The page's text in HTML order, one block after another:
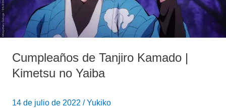
Cumpleaños de Tanjiro Kamado |
Kimetsu no Yaiba
14 de julio de 2022 /Yukiko
Yaiba